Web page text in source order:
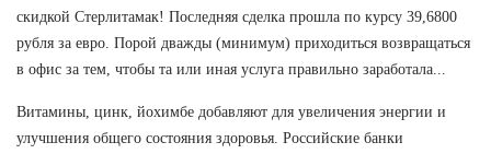
скидкой Стерлитамак! Последняя сделка прошла по курсу 39,6800
рубля за евро. Порой дважды (минимум) приходиться возвращаться
в офис за тем, чтобы та или иная услуга правильно заработала...
Витамины, цинк, йохимбе добавляют для увеличения энергии и
улучшения общего состояния здоровья. Российские банки